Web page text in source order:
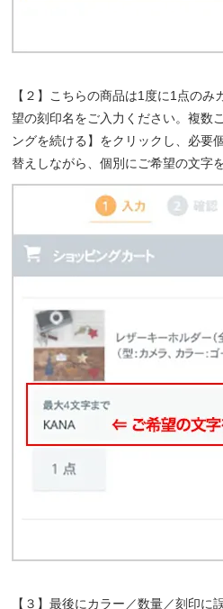
【２】こちらの商品は1度に1点の
望の刻印名をご入力ください。複数
ングを続ける】をクリックし、必要
替えしながら、個別にご希望の文字
【３】最後にカラー／数量／刻印に